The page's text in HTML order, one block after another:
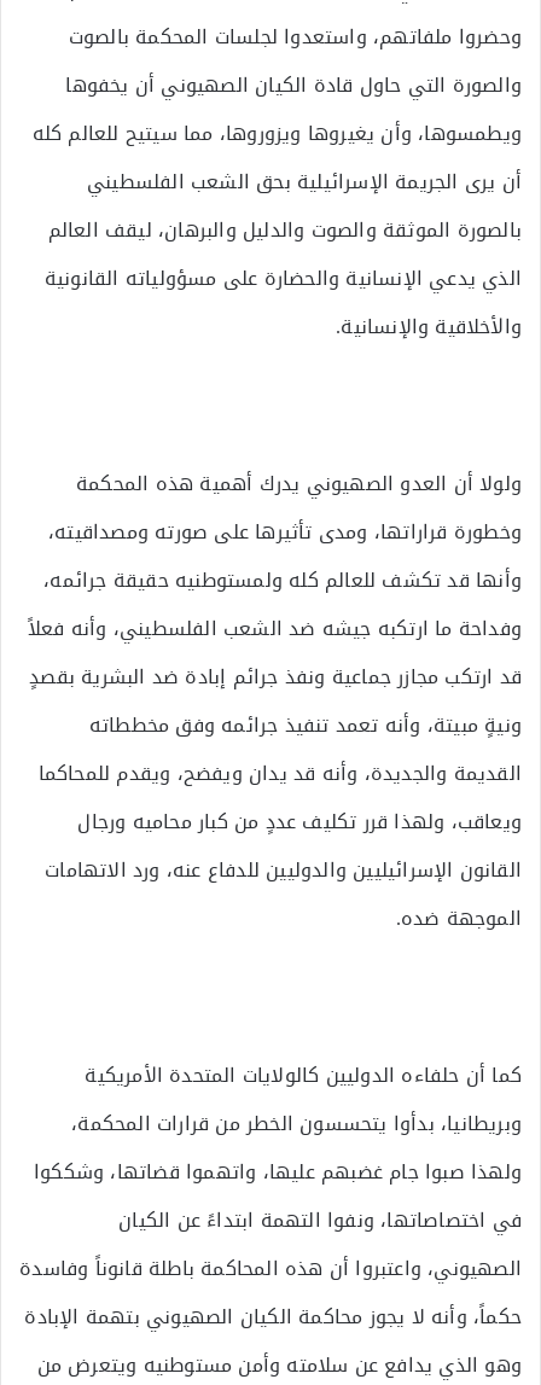
وحضروا ملفاتهم، واستعدوا لجلسات المحكمة بالصوت
والصورة التي حاول قادة الكيان الصهيوني أن يخفوها
ويطمسوها، وأن يغيروها ويزوروها، مما سيتيح للعالم كله
أن يرى الجريمة الإسرائيلية بحق الشعب الفلسطيني
بالصورة الموثقة والصوت والدليل والبرهان، ليقف العالم
الذي يدعي الإنسانية والحضارة على مسؤولياته القانونية
والأخلاقية والإنسانية.
ولولا أن العدو الصهيوني يدرك أهمية هذه المحكمة
وخطورة قراراتها، ومدى تأثيرها على صورته ومصداقيته،
وأنها قد تكشف للعالم كله ولمستوطنيه حقيقة جرائمه،
وفداحة ما ارتكبه جيشه ضد الشعب الفلسطيني، وأنه فعلاً
قد ارتكب مجازر جماعية ونفذ جرائم إبادة ضد البشرية بقصدٍ
ونيةٍ مبيتة، وأنه تعمد تنفيذ جرائمه وفق مخططاته
القديمة والجديدة، وأنه قد يدان ويفضح، ويقدم للمحاكما
ويعاقب، ولهذا قرر تكليف عددٍ من كبار محاميه ورجال
القانون الإسرائيليين والدوليين للدفاع عنه، ورد الاتهامات
الموجهة ضده.
كما أن حلفاءه الدوليين كالولايات المتحدة الأمريكية
وبريطانيا، بدأوا يتحسسون الخطر من قرارات المحكمة،
ولهذا صبوا جام غضبهم عليها، واتهموا قضاتها، وشككوا
في اختصاصاتها، ونفوا التهمة ابتداءً عن الكيان
الصهيوني، واعتبروا أن هذه المحاكمة باطلة قانوناً وفاسدة
حكماً، وأنه لا يجوز محاكمة الكيان الصهيوني بتهمة الإبادة
وهو الذي يدافع عن سلامته وأمن مستوطنيه ويتعرض من